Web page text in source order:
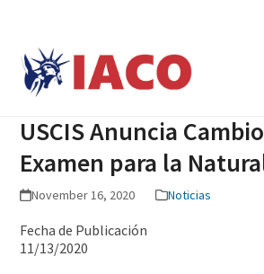
content
USCIS Anuncia
Examen para la
November 16, 2020 Noticias
Fecha de Publicación
11/13/2020